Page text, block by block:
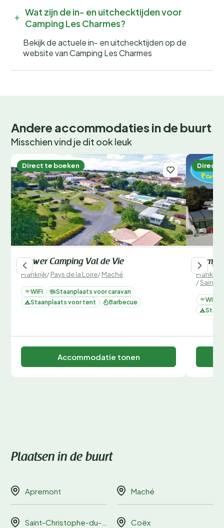
Wat zijn de in- en uitchecktijden voor
Camping Les Charmes?
Bekijk de actuele in- en uitchecktijden op de
website van Camping Les Charmes
Andere accommodaties in de buurt
Misschien vind je dit ook leuk
Direct te boeken
Flower Camping Val de Vie
Frankrijk/Pays de la Loire/Maché
WIFI
Staanplaats voor caravan
Staanplaats voor tent
Barbecue
Accommodatie tonen
Direct
Frankrijk
/Saint-
WIFI
Plaatsen in de buurt
Apremont Maché
Saint-Christophe-du-Ligneron Coëx